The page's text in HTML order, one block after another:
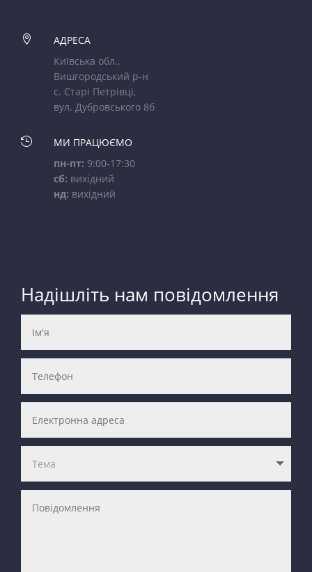

АДРЕСА
Київська обл.,
Вишгородський р-н
с. Старі Петрівці,
вул. Дубровського 8б

МИ ПРАЦЮЄМО
пн-пт: 9:00-17:30
сб: вихідний
нд: вихідний
Надішліть нам повідомлення